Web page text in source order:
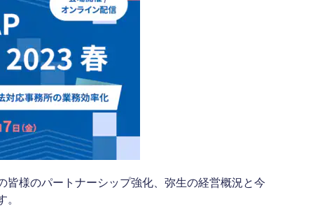
様のパートナーシップ強化、弥生の経営概況と今